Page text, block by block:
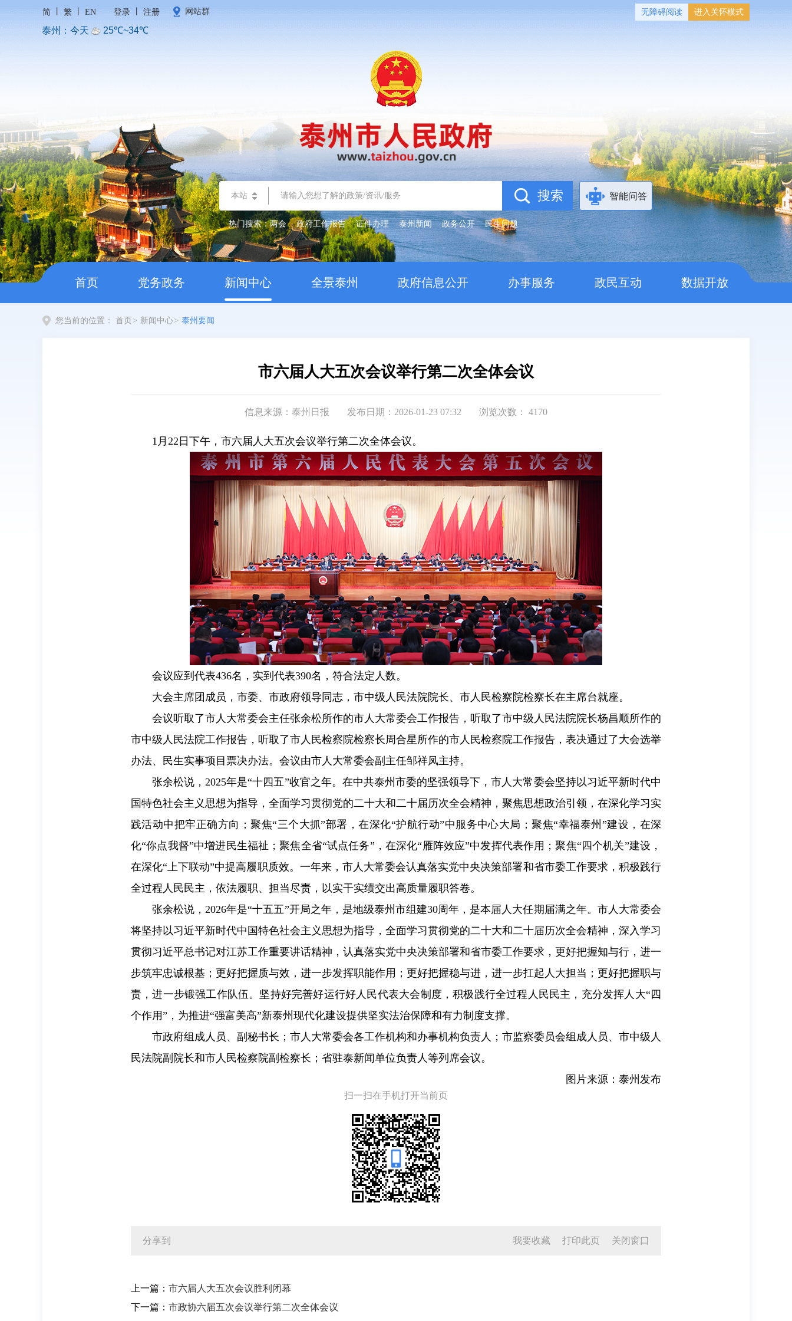
简 繁 EN 登录 注册 网站群 无障碍阅读 进入关怀模式
本站 智能问答
热门搜索：两会 政府工作报告 证件办理 泰州新闻 政务公开 民生问题
首页 党务政务 新闻中心 全景泰州 政府信息公开 办事服务 政民互动 数据开放
您当前的位置： 首页 > 新闻中心> 泰州要闻
市六届人大五次会议举行第二次全体会议
信息来源：泰州日报 发布日期：2026-01-23 07:32 浏览次数： 4170
1月22日下午，市六届人大五次会议举行第二次全体会议。
会议应到代表436名，实到代表390名，符合法定人数。
大会主席团成员，市委、市政府领导同志，市中级人民法院院长、市人民检察院检察长在主席台就座。
会议听取了市人大常委会主任张余松所作的市人大常委会工作报告，听取了市中级人民法院院长杨昌顺所作的
市中级人民法院工作报告，听取了市人民检察院检察长周合星所作的市人民检察院工作报告，表决通过了大会选举
办法、民生实事项目票决办法。会议由市人大常委会副主任邹祥凤主持。
张余松说，2025年是“十四五”收官之年。在中共泰州市委的坚强领导下，市人大常委会坚持以习近平新时代中
国特色社会主义思想为指导，全面学习贯彻党的二十大和二十届历次全会精神，聚焦思想政治引领，在深化学习实
践活动中把牢正确方向；聚焦“三个大抓”部署，在深化“护航行动”中服务中心大局；聚焦“幸福泰州”建设，在深
化“你点我督”中增进民生福祉；聚焦全省“试点任务”，在深化“雁阵效应”中发挥代表作用；聚焦“四个机关”建设，
在深化“上下联动”中提高履职质效。一年来，市人大常委会认真落实党中央决策部署和省市委工作要求，积极践行
全过程人民民主，依法履职、担当尽责，以实干实绩交出高质量履职答卷。
张余松说，2026年是“十五五”开局之年，是地级泰州市组建30周年，是本届人大任期届满之年。市人大常委会
将坚持以习近平新时代中国特色社会主义思想为指导，全面学习贯彻党的二十大和二十届历次全会精神，深入学习
贯彻习近平总书记对江苏工作重要讲话精神，认真落实党中央决策部署和省市委工作要求，更好把握知与行，进一
步筑牢忠诚根基；更好把握质与效，进一步发挥职能作用；更好把握稳与进，进一步扛起人大担当；更好把握职与
责，进一步锻强工作队伍。坚持好完善好运行好人民代表大会制度，积极践行全过程人民民主，充分发挥人大“四
个作用”，为推进“强富美高”新泰州现代化建设提供坚实法治保障和有力制度支撑。
市政府组成人员、副秘书长；市人大常委会各工作机构和办事机构负责人；市监察委员会组成人员、市中级人
民法院副院长和市人民检察院副检察长；省驻泰新闻单位负责人等列席会议。
图片来源：泰州发布
扫一扫在手机打开当前页
分享到 我要收藏 打印此页 关闭窗口
上一篇： 市六届人大五次会议胜利闭幕
下一篇： 市政协六届五次会议举行第二次全体会议